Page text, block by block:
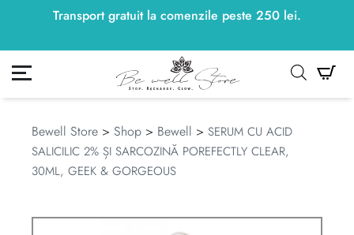
Transport gratuit la comenzile peste 250 lei.
250lei
meu
Bewell Store > Shop > Bewell > SERUM CU ACID
SALICILIC 2% ȘI SARCOZINĂ POREFECTLY CLEAR,
30ML, GEEK & GORGEOUS